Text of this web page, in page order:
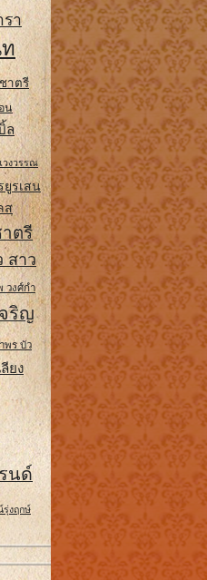
า
ชาตรี
น
ล
วงวรรณ
รเสน
ส
ตรี
สาว
วงศ์กํา
ริญ
พร บัว
ยง
นด์
รุ่งฤกษ์